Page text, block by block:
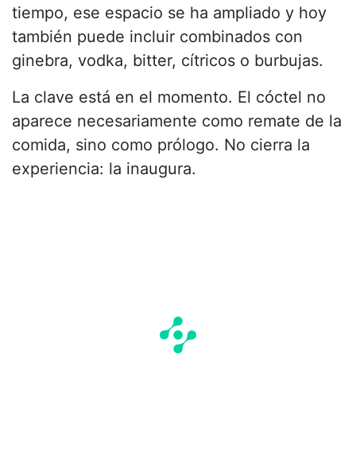
tiempo, ese espacio se ha ampliado y hoy
también puede incluir combinados con
ginebra, vodka, bitter, cítricos o burbujas.
La clave está en el momento. El cóctel no
aparece necesariamente como remate de la
comida, sino como prólogo. No cierra la
experiencia: la inaugura.